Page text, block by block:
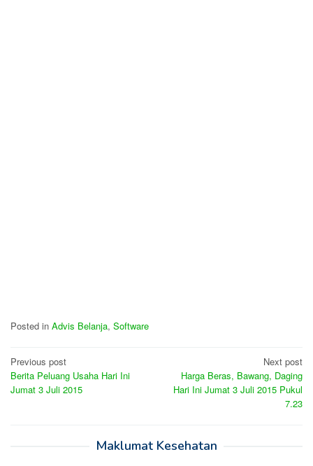
Posted in Advis Belanja, Software
Post
navigation
Previous post
Berita Peluang Usaha Hari Ini
Jumat 3 Juli 2015
Next post
Harga Beras, Bawang, Daging
Hari Ini Jumat 3 Juli 2015 Pukul
7.23
Maklumat Kesehatan